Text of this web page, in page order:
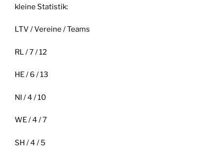
kleine Statistik:
LTV / Vereine / Teams
RL / 7 / 12
HE / 6 / 13
NI / 4 / 10
WE / 4 / 7
SH / 4 / 5